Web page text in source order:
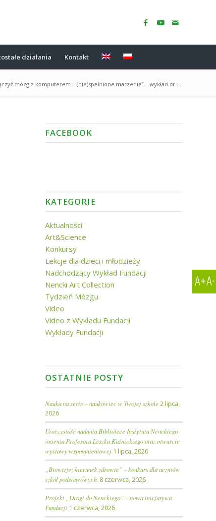
działania Kontakt
mózg z komputerem – (nie)spełnione marzenie” – wykład dr ...
FACEBOOK
KATEGORIE
Aktualności
Art&Science
Konkursy
Lekcje dla dzieci i młodzieży
Nadchodzący Wykład Fundacji
Nencki Art Collection
Tydzień Mózgu
Video
Video z Wykładu Fundacji
Wykłady Fundacji
OSTATNIE POSTY
Nauka na serio – naukowiec w Twojej szkole 2 lipca,
2026
Uroczystość nadania Bibliotece Instytutu Nenckiego
imienia Profesora Leszka Kuźnickiego oraz otwarcie
wystawy wspomnieniowej 1 lipca, 2026
„Biowizje; kierunek zdrowie” – konkurs dla uczniów
szkół podstawowych. 8 czerwca, 2026
Projekt „Drogi do Nenckiego” – nowa inicjatywa
Fundacji 1 czerwca, 2026